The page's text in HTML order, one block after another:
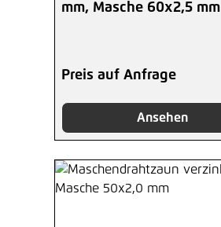
mm, Masche 60x2,5 mm
Preis auf Anfrage
Ansehen